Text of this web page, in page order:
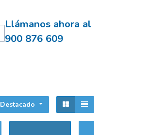
Llámanos ahora al
900 876 609
Destacado